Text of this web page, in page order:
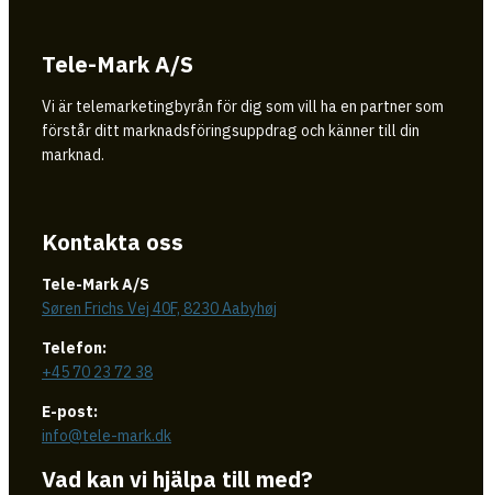
Tele-Mark A/S
Vi är telemarketingbyrån för dig som vill ha en partner som
förstår ditt marknadsföringsuppdrag och känner till din
marknad.
Kontakta oss
Tele-Mark A/S
Søren Frichs Vej 40F, 8230 Aabyhøj
Telefon:
+45 70 23 72 38
E-post:
info@tele-mark.dk
Vad kan vi hjälpa till med?